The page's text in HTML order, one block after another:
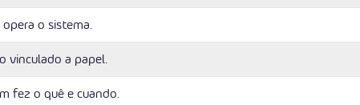
o sistema.
vinculado a papel.
fez o quê e cuando.